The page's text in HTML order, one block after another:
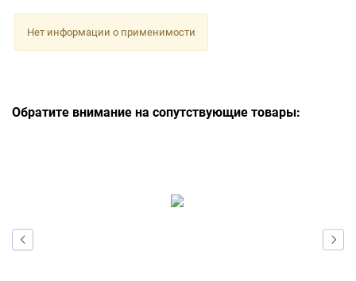
Нет информации о применимости
Обратите внимание на сопутствующие товары: